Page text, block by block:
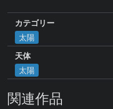
カテゴリー
太陽
天体
太陽
関連作品